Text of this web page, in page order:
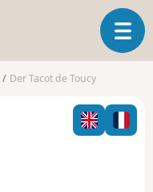
T
o
l
n
Der Tacot de Toucy